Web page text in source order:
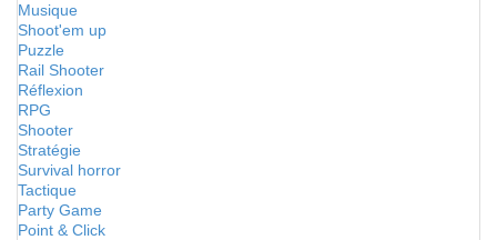
Musique
Shoot'em up
Puzzle
Rail Shooter
Réflexion
RPG
Shooter
Stratégie
Survival horror
Tactique
Party Game
Point & Click